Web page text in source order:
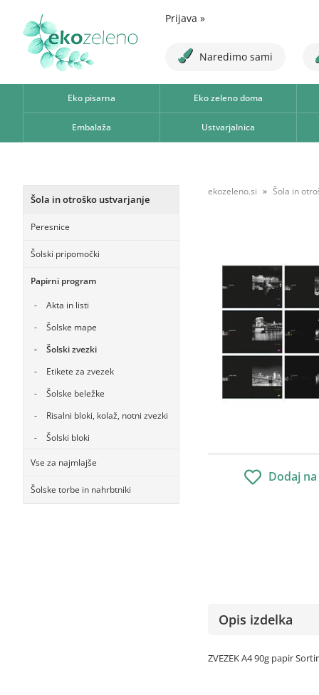
Prijava »
Naredimo sami
Eko pisarna Eko zeleno doma
Embalaža Ustvarjalnica
Šola in otroško ustvarjanje
Peresnice
Šolski pripomočki
Papirni program
Akta in listi
Šolske mape
Šolski zvezki
Etikete za zvezek
Šolske beležke
Risalni bloki, kolaž, notni zvezki
Šolski bloki
Vse za najmlajše
Šolske torbe in nahrbtniki
ekozeleno.si Šola in
Dodaj
Opis izdelka
ZVEZEK A4 90g papir